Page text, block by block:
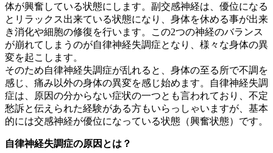
体が興奮している状態にします。副交感神経は、優位になる
とリラックス出来ている状態になり、身体を休める事が出来
き消化や細胞の修復を行います。この2つの神経のバランス
が崩れてしまうのが自律神経失調症となり、様々な身体の異
変を起こします。
そのため自律神経失調症が乱れると、身体の至る所で不調を
感じ、痛み以外の身体の異変を感じ始めます。自律神経失調
症は、原因の分からない症状の一つとも言われており、不定
愁訴と伝えられた経験がある方もいらっしゃいますが、基本
的には交感神経が優位になっている状態（興奮状態）です。
自律神経失調症の原因とは？